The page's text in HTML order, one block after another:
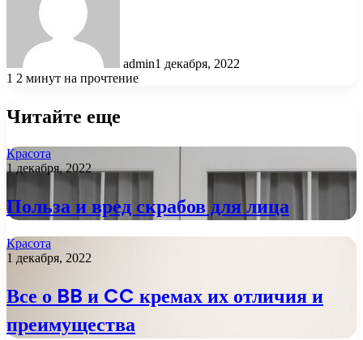
admin1 декабря, 2022
1 2 минут на прочтение
Читайте еще
Красота
1 декабря, 2022
Польза и вред скрабов для лица
Красота
1 декабря, 2022
Все о BB и CC кремах их отличия и
преимущества